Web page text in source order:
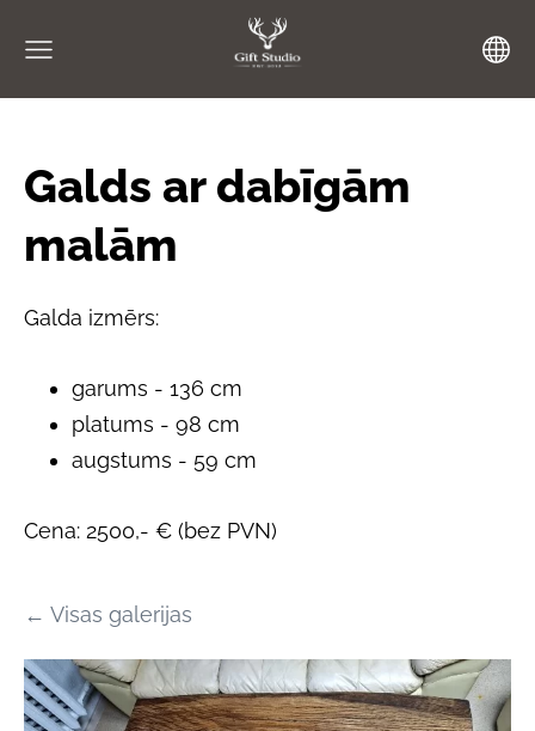
Galds ar dabīgām
malām
Galda izmērs:
garums - 136 cm
platums - 98 cm
augstums - 59 cm
Cena: 2500,- € (bez PVN)
Visas galerijas